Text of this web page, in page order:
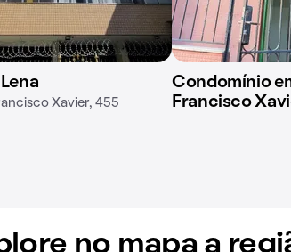
Xavier, 455
Condomínio
Francisco
no mapa a